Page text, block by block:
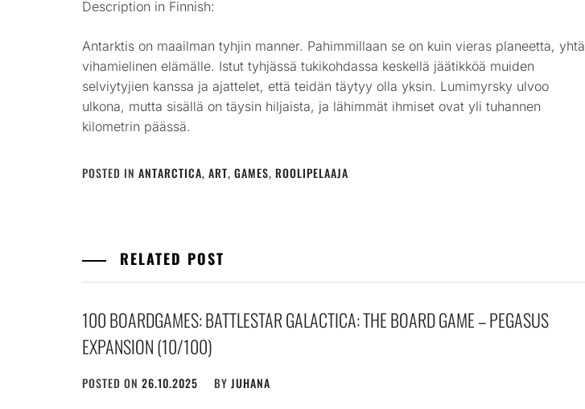
Description in Finnish:
Antarktis on maailman tyhjin manner. Pahimmillaan se on kuin vieras planeetta, yhtä
vihamielinen elämälle. Istut tyhjässä tukikohdassa keskellä jäätikköä muiden
selviytyjien kanssa ja ajattelet, että teidän täytyy olla yksin. Lumimyrsky ulvoo
ulkona, mutta sisällä on täysin hiljaista, ja lähimmät ihmiset ovat yli tuhannen
kilometrin päässä.
POSTED IN ANTARCTICA, ART, GAMES, ROOLIPELAAJA
RELATED POST
100 BOARDGAMES: BATTLESTAR GALACTICA: THE BOARD GAME – PEGASUS
EXPANSION (10/100)
POSTED ON 26.10.2025 BY JUHANA